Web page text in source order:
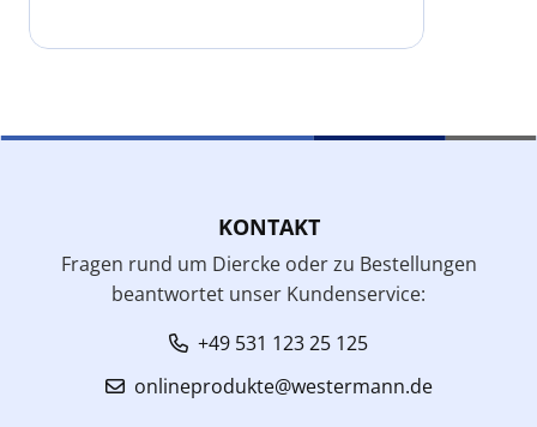
KONTAKT
Fragen rund um Diercke oder zu Bestellungen
beantwortet unser Kundenservice:
+49 531 123 25 125
onlineprodukte@westermann.de